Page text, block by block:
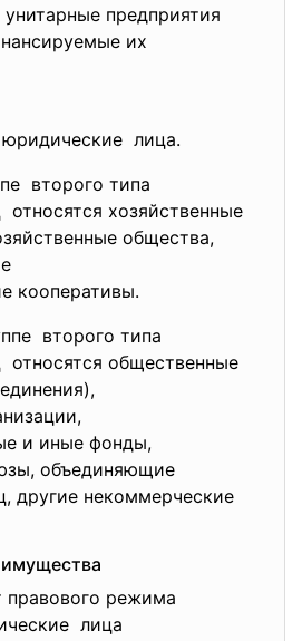
предприятия
их
лица.
второго типа
хозяйственные
общества,
кооперативы.
второго типа
общественные
и иные фонды,
объединяющие
другие некоммерческие
правового режима
лица